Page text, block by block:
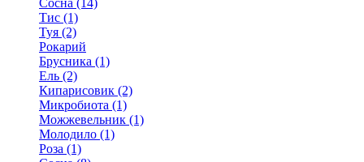
Сосна (14)
Тис (1)
Туя (2)
Рокарий
Брусника (1)
Ель (2)
Кипарисовик (2)
Микробиота (1)
Можжевельник (1)
Молодило (1)
Роза (1)